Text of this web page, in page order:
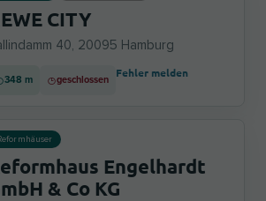
CITY
40, 20095 Hamburg
348 m geschlossen
Fehler melden
Engelhardt
& Co KG